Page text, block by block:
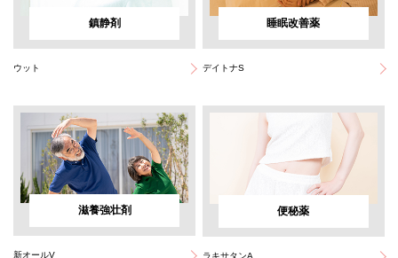
鎮静剤
ウット
睡眠改善薬
デイトナS
滋養強壮剤
新オールV
便秘薬